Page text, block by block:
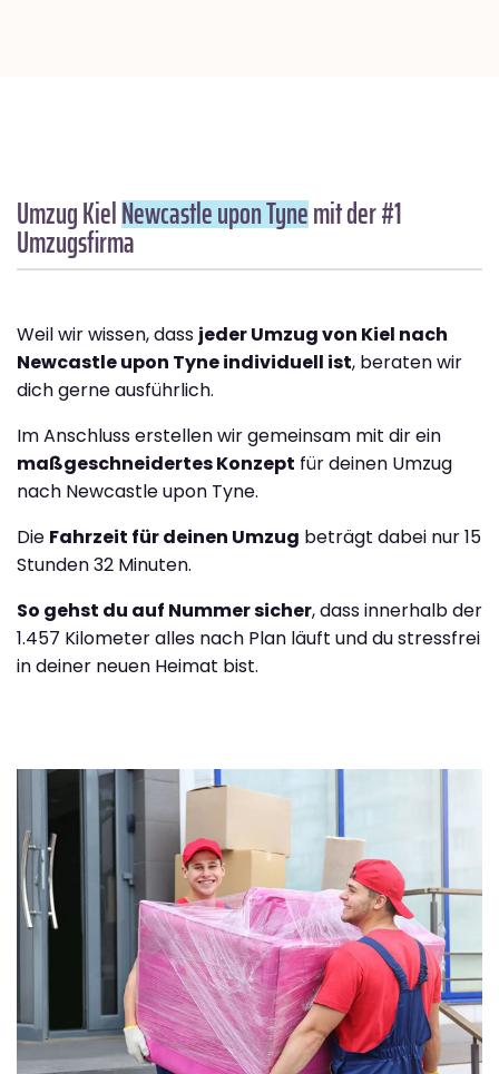
Umzug KielNewcastle upon Tynemit der #1
Umzugsfirma
Weil wir wissen, dass jeder Umzug von Kiel nach
Newcastle upon Tyne individuell ist, beraten wir
dich gerne ausführlich.
Im Anschluss erstellen wir gemeinsam mit dir ein
maßgeschneidertes Konzept für deinen Umzug
nach Newcastle upon Tyne.
Die Fahrzeit für deinen Umzug beträgt dabei nur 15
Stunden 32 Minuten.
So gehst du auf Nummer sicher, dass innerhalb der
1.457 Kilometer alles nach Plan läuft und du stressfrei
in deiner neuen Heimat bist.